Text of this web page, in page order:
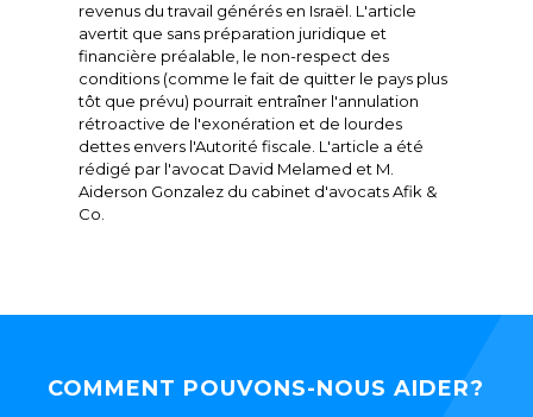
revenus du travail générés en Israël. L'article
avertit que sans préparation juridique et
financière préalable, le non-respect des
conditions (comme le fait de quitter le pays plus
tôt que prévu) pourrait entraîner l'annulation
rétroactive de l'exonération et de lourdes
dettes envers l'Autorité fiscale. L'article a été
rédigé par l'avocat David Melamed et M.
Aiderson Gonzalez du cabinet d'avocats Afik &
Co.
COMMENT POUVONS-NOUS AIDER?